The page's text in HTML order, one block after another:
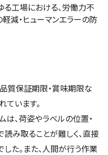
る工場における、労働力不
減・ヒューマンエラーの防
質保証期限・賞味期限な
ています。
は、荷姿やラベルの位置・
み取ることが難しく、直接
た。また、人間が行う作業